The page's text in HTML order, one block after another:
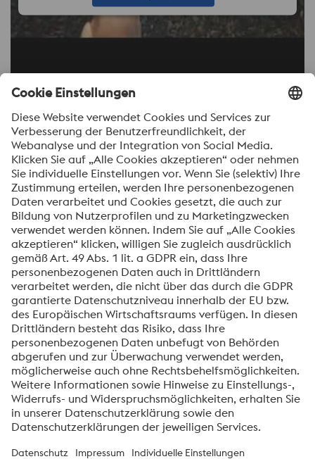
Erfahren Sie mehr
voestalpine High Performance Metals ist auf die
Herstellung technologisch anspruchsvoller
Hochleistungswerkstoffe spezialisiert. Als führender
Anbieter für die Medizinaltechnik decken wir Ihren Bedarf
an fortschrittlichen Materialien. Erfahren Sie mehr über
dievoestalpine Lösungen für den MedTech-Bereich
Kontaktieren Sie unsere Expert:innen, um zu besprechen,
wie voestalpine HPM Sie bereits heute bei Ihren MedTech-
Anforderungen unterstützen kann!
Kontaktieren Sie jetzt unsere Experten!
Über die High Performance Metals Division
Die High Performance Metals Division des voestalpine-Konzerns